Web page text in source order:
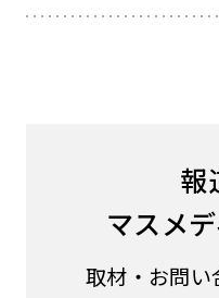
報
マスメ
取材・お問い